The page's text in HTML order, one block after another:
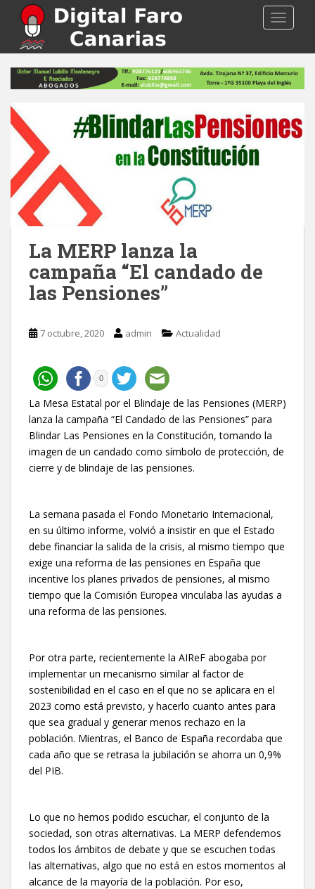
p
La MERP lanza la
campaña “El candado de
las Pensiones”
7 octubre, 2020 admin Actualidad
0
La Mesa Estatal por el Blindaje de las Pensiones (MERP)
lanza la campaña “El Candado de las Pensiones” para
Blindar Las Pensiones en la Constitución, tomando la
imagen de un candado como símbolo de protección, de
cierre y de blindaje de las pensiones.
La semana pasada el Fondo Monetario Internacional,
en su último informe, volvió a insistir en que el Estado
debe financiar la salida de la crisis, al mismo tiempo que
exige una reforma de las pensiones en España que
incentive los planes privados de pensiones, al mismo
tiempo que la Comisión Europea vinculaba las ayudas a
una reforma de las pensiones.
Por otra parte, recientemente la AIReF abogaba por
implementar un mecanismo similar al factor de
sostenibilidad en el caso en el que no se aplicara en el
2023 como está previsto, y hacerlo cuanto antes para
que sea gradual y generar menos rechazo en la
población. Mientras, el Banco de España recordaba que
cada año que se retrasa la jubilación se ahorra un 0,9%
del PIB.
Lo que no hemos podido escuchar, el conjunto de la
sociedad, son otras alternativas. La MERP defendemos
todos los ámbitos de debate y que se escuchen todas
las alternativas, algo que no está en estos momentos al
alcance de la mayoría de la población. Por eso,